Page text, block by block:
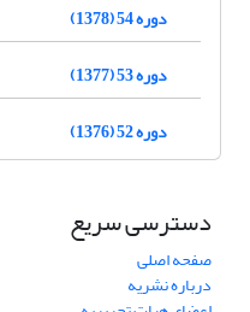
دوره 54 (1378)
دوره 53 (1377)
دوره 52 (1376)
دسترسی سریع
صفحه اصلی
درباره نشریه